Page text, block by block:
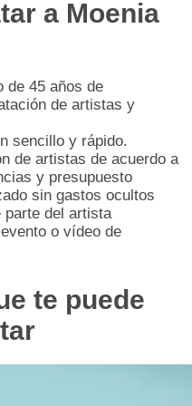
a Moenia
de 45 años de
de artistas y
sencillo y rápido.
de artistas de acuerdo a
y presupuesto
sin gastos ocultos
parte del artista
o vídeo de
te puede